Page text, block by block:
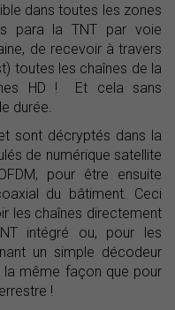
dans toutes les zones
para la TNT par voie
de recevoir à travers
toutes les chaînes de la
HD ! Et cela sans
durée.
sont décryptés dans la
de numérique satellite
pour être ensuite
du bâtiment. Ceci
les chaînes directement
intégré ou, pour les
un simple décodeur
la même façon que pour
!